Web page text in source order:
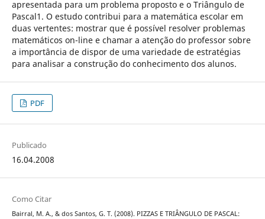
apresentada para um problema proposto e o Triângulo de
Pascal1. O estudo contribui para a matemática escolar em
duas vertentes: mostrar que é possível resolver problemas
matemáticos on-line e chamar a atenção do professor sobre
a importância de dispor de uma variedade de estratégias
para analisar a construção do conhecimento dos alunos.
PDF
Publicado
16.04.2008
Como Citar
Bairral, M. A., & dos Santos, G. T. (2008). PIZZAS E TRIÂNGULO DE PASCAL: